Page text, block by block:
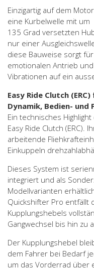
Einzigartig auf dem
eine Kurbelwelle mit um
135 Grad versetzten
nur einer
diese Bauweise sorgt
emotionalen Antrieb
Vibrationen auf ein
Easy Ride Clutch
Dynamik, Bedien-
Ein technisches
Easy Ride Clutch (ERC).
arbeitende
Einkuppeln
Dieses System ist
integriert und als
Modellvarianten
Quickshifter Pro entfällt
Kupplungshebels
Gangwechsel bis hin zu
Der Kupplungshebel
dem Fahrer bei Bedarf
um das Vorderrad über